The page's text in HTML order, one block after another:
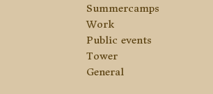
Summercamps
Work
Public events
Tower
General